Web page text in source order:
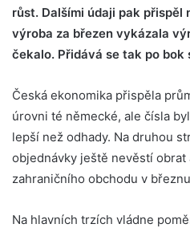
růst. Dalšími údaji pak přispěl
výroba za březen vykázala
čekalo. Přidává se tak po bok
Česká ekonomika přispěla
úrovni té německé, ale čísla
lepší než odhady. Na druhou
objednávky ještě nevěstí
zahraničního obchodu v
Na hlavních trzích vládne